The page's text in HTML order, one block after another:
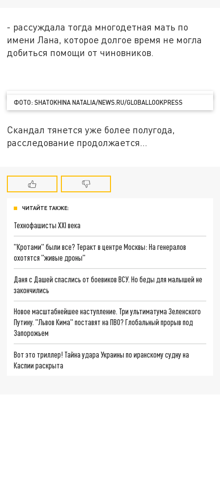
- рассуждала тогда многодетная мать по
имени Лана, которое долгое время не могла
добиться помощи от чиновников.
ФОТО: SHATOKHINA NATALIA/NEWS.RU/GLOBALLOOKPRESS
Скандал тянется уже более полугода,
расследование продолжается...
ЧИТАЙТЕ ТАКЖЕ:
Технофашисты XXI века
"Кротами" были все? Теракт в центре Москвы: На генералов
охотятся "живые дроны"
Даня с Дашей спаслись от боевиков ВСУ. Но беды для малышей не
закончились
Новое масштабнейшее наступление. Три ультиматума Зеленского
Путину. "Львов Кима" поставят на ПВО? Глобальный прорыв под
Запорожьем
Вот это триллер! Тайна удара Украины по иранскому судну на
Каспии раскрыта